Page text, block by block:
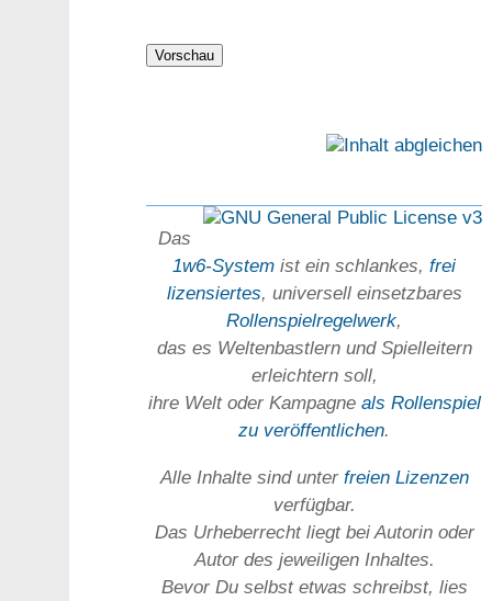
Das
1w6-System ist ein schlankes,frei
lizensiertes, universell einsetz­bares
Rollen­spielregel­werk,
das es Welten­bastlern und Spiel­leitern
erleichtern soll,
ihre Welt oder Kam­pagne als Rollenspiel
zu ver­öffent­lichen.
Alle Inhalte sind unter freien Lizenzen
verfügbar.
Das Urheber­recht liegt bei Autorin oder
Autor des jeweiligen In­haltes.
Bevor Du selbst etwas schreibst, lies